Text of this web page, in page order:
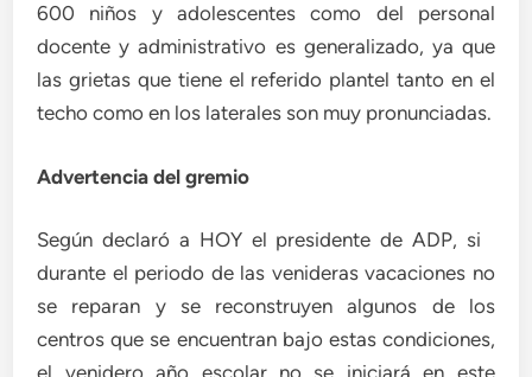
600 niños y adolescentes como del personal
docente y administrativo es generalizado, ya que
las grietas que tiene el referido plantel tanto en el
techo como en los laterales son muy pronunciadas.
Advertencia del gremio
Según declaró a HOY el presidente de ADP, si
durante el periodo de las venideras vacaciones no
se reparan y se reconstruyen algunos de los
centros que se encuentran bajo estas condiciones,
el venidero año escolar no se iniciará en este